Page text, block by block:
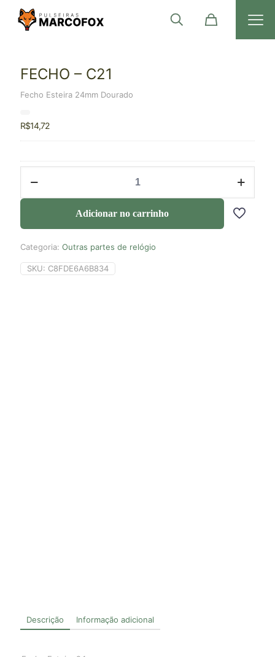
Descrição Informação adicional
FECHO – C21
Fecho Esteira 24mm Dourado
R$14,72
Adicionar no carrinho
Categoria: Outras partes de relógio
SKU: C8FDE6A6B834